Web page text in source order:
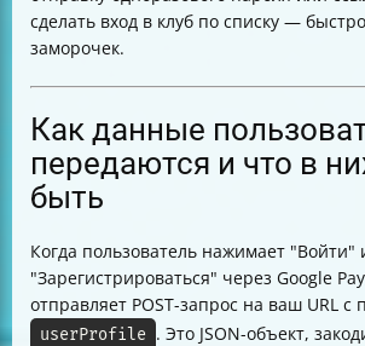
сделать вход в клуб по списку —
заморочек.
Как данные
передаются и что в
быть
Когда пользователь нажимает "Войти"
"Зарегистрироваться" через Google
отправляет POST-запрос на ваш URL с
userProfile
. Это JSON-объект,